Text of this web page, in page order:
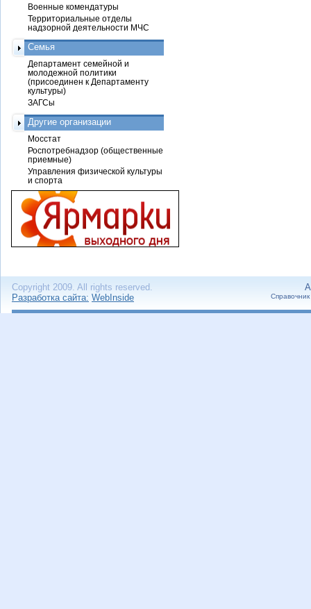
Военные комендатуры
Территориальные отделы
надзорной деятельности МЧС
Семья
Департамент семейной и
молодежной политики
(присоединен к Департаменту
культуры)
ЗАГСы
Другие организации
Мосстат
Роспотребнадзор (общественные
приемные)
Управления физической культуры
и спорта
Copyright 2009. All rights reserved.
Разработка сайта: WebInside